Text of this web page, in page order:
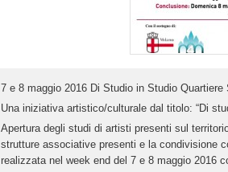
7 e 8 maggio 2016 Di Studio in Studio Quartiere
Una iniziativa artistico/culturale dal titolo: “Di
Apertura degli studi di artisti presenti sul
strutture associative presenti e la condivisione
realizzata nel week end del 7 e 8 maggio 2016